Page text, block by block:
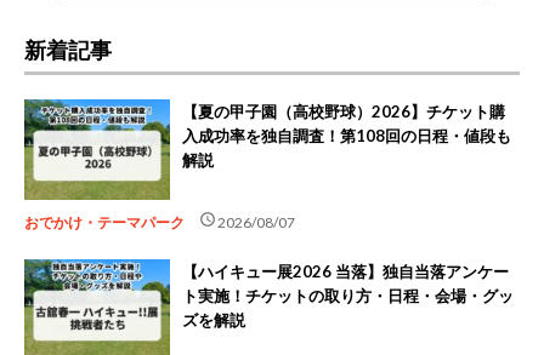
新着記事
【夏の甲子園（高校野球）2026】チケット購
入成功率を独自調査！第108回の日程・値段も
解説
おでかけ・テーマパーク schedule2026/08/07
【ハイキュー展2026 当落】独自当落アンケー
ト実施！チケットの取り方・日程・会場・グッ
ズを解説